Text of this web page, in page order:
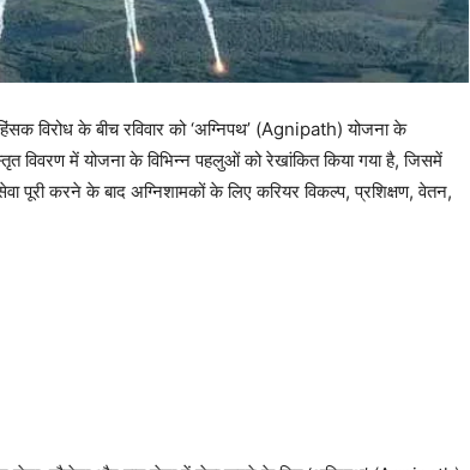
विरोध के बीच रविवार को ‘अग्निपथ’ (Agnipath) योजना के
विवरण में योजना के विभिन्न पहलुओं को रेखांकित किया गया है, जिसमें
पूरी करने के बाद अग्निशामकों के लिए करियर विकल्प, प्रशिक्षण, वेतन,